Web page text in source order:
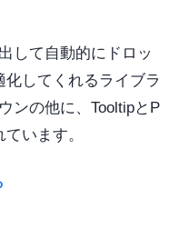
して自動的にドロッ
してくれるライブラ
ンの他に、TooltipとP
います。